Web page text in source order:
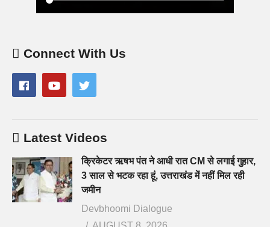
Connect With Us
Latest Videos
क्रिकेटर ऋषभ पंत ने आधी रात CM से लगाई गुहार,
3 साल से भटक रहा हूं, उत्तराखंड में नहीं मिल रही
जमीन
Devbhoomi Dialogue